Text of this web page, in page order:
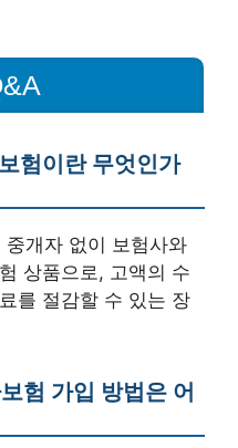
험이란 무엇인가
개자 없이 보험사와
상품으로, 고액의 수
를 절감할 수 있는 장
험 가입 방법은 어